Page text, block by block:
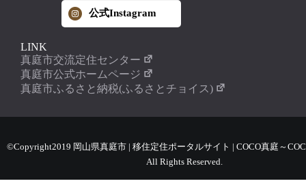
公式Instagram
LINK
真庭市交流定住センター
真庭市公式ホームページ
真庭市ふるさと納税(ふるさとチョイス)
©Copyright2019 岡山県真庭市 | 移住定住ポータルサイト | COCO真庭～
All Rights Reserved.